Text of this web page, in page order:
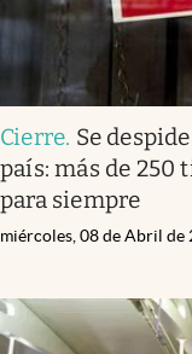
Cierre. Se
país: más de 250
para siempre
miércoles, 08 de Abril de